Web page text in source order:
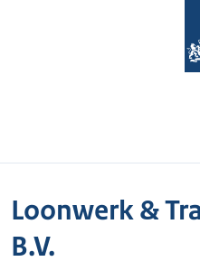
Loonwerk &
B.V.